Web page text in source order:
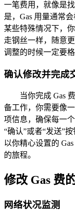
一笔费用，就像是
是，Gas 用量通常
某些特殊情况下，
走钢丝一样，随意
调整的时候一定要格
确认修改并完成
当你完成 Gas
备工作，你需要像
项信息，确保每一
“确认”或者“发送”
以你精心设置的
的旅程。
修改 Gas 费
网络状况监测